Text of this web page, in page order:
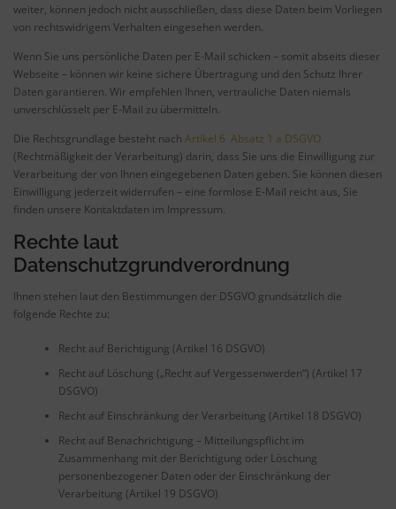
weiter, können jedoch nicht ausschließen, dass diese Daten beim Vorliegen
von rechtswidrigem Verhalten eingesehen werden.
Wenn Sie uns persönliche Daten per E-Mail schicken – somit abseits dieser
Webseite – können wir keine sichere Übertragung und den Schutz Ihrer
Daten garantieren. Wir empfehlen Ihnen, vertrauliche Daten niemals
unverschlüsselt per E-Mail zu übermitteln.
Die Rechtsgrundlage besteht nach Artikel 6 Absatz 1 a DSGVO
(Rechtmäßigkeit der Verarbeitung) darin, dass Sie uns die Einwilligung zur
Verarbeitung der von Ihnen eingegebenen Daten geben. Sie können diesen
Einwilligung jederzeit widerrufen – eine formlose E-Mail reicht aus, Sie
finden unsere Kontaktdaten im Impressum.
Rechte laut
Datenschutzgrundverordnung
Ihnen stehen laut den Bestimmungen der DSGVO grundsätzlich die
folgende Rechte zu:
Recht auf Berichtigung (Artikel 16 DSGVO)
Recht auf Löschung („Recht auf Vergessenwerden“) (Artikel 17
DSGVO)
Recht auf Einschränkung der Verarbeitung (Artikel 18 DSGVO)
Recht auf Benachrichtigung – Mitteilungspflicht im
Zusammenhang mit der Berichtigung oder Löschung
personenbezogener Daten oder der Einschränkung der
Verarbeitung (Artikel 19 DSGVO)